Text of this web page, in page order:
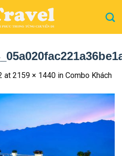
at 2159 × 1440 in Combo Khách